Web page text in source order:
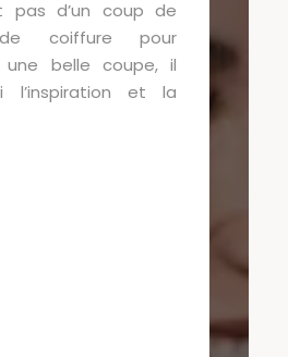
pas d’un coup de
coiffure pour
une belle coupe, il
l’inspiration et la